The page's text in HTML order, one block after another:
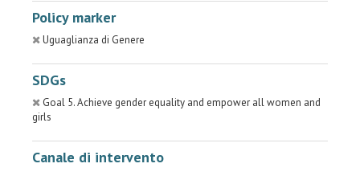
Policy marker
Uguaglianza di Genere
SDGs
Goal 5. Achieve gender equality and empower all women and
girls
Canale di intervento